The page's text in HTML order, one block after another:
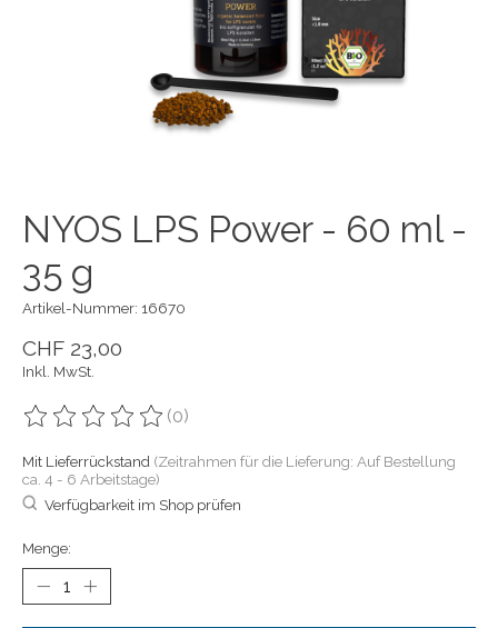
NYOS LPS Power - 60 ml -
35 g
Artikel-Nummer: 16670
CHF 23,00
Inkl. MwSt.
Die Bewertung dieses Produkts ist
(0)
Mit Lieferrückstand (Zeitrahmen für die Lieferung: Auf Bestellung
ca. 4 - 6 Arbeitstage)
Verfügbarkeit im Shop prüfen
Menge: